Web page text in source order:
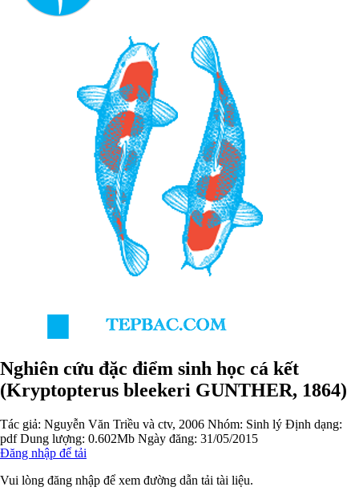
Nghiên cứu đặc điểm sinh học cá kết
(Kryptopterus bleekeri GUNTHER, 1864)
Tác giả: Nguyễn Văn Triều và ctv, 2006 Nhóm: Sinh lý Định dạng:
pdf Dung lượng: 0.602Mb Ngày đăng: 31/05/2015
Đăng nhập để tải
Vui lòng đăng nhập để xem đường dẫn tải tài liệu.